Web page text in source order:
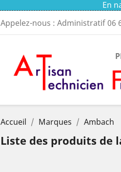
En
Appelez-nous : Administratif06
Accueil Marques Ambach
Liste des produits de